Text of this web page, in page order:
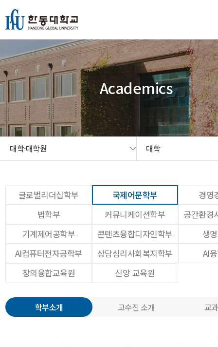
Academics
대학·대학원 대학
글로벌리더십학부 국제어문학부
경영
법학부
커뮤니케이션학부
공간환경
기계제어공학부
콘텐츠융합디자인학부
생
AI컴퓨터전자공학부
상담심리사회복지학부
AI
창의융합교육원
신앙 교육원
학부소개 교수진 소개 교